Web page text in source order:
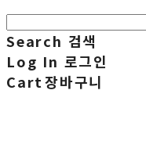
Search 검색
Log In 로그인
Cart장바구니